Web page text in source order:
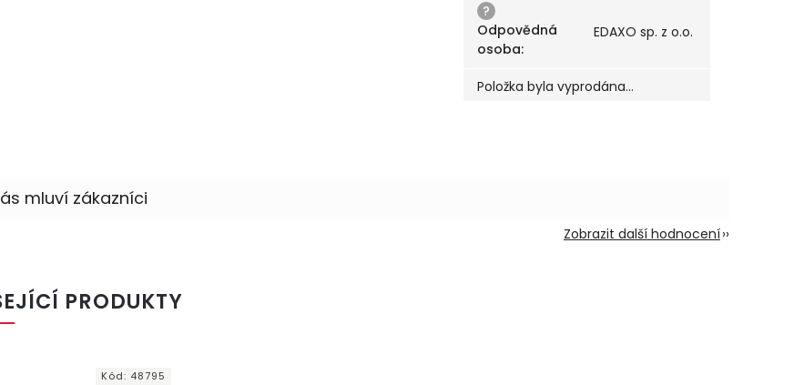
?
Odpovědná
osoba:
EDAXO sp. z o.o.
Položka byla vyprodána…
Zobrazit další hodnocení
PRODUKTY
Kód: 48795